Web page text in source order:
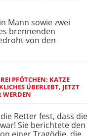
Mann sowie zwei
brennenden
von den
PFÖTCHEN: KATZE
ÜBERLEBT, JETZT
WERDEN
Retter fest, dass die
Sie berichtete den